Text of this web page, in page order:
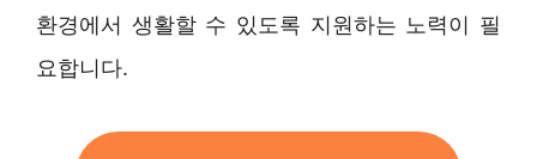
환경에서 생활할 수 있도록 지원하는 노력이 필
요합니다.